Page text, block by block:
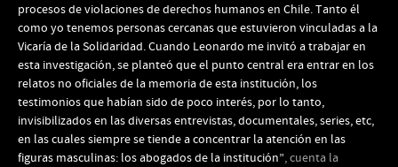
procesos de violaciones de derechos humanos en Chile. Tanto él
como yo tenemos personas cercanas que estuvieron vinculadas a la
Vicaría de la Solidaridad. Cuando Leonardo me invitó a trabajar en
esta investigación, se planteó que el punto central era entrar en los
relatos no oficiales de la memoria de esta institución, los
testimonios que habían sido de poco interés, por lo tanto,
invisibilizados en las diversas entrevistas, documentales, series, etc,
en las cuales siempre se tiende a concentrar la atención en las
figuras masculinas: los abogados de la institución”, cuenta la